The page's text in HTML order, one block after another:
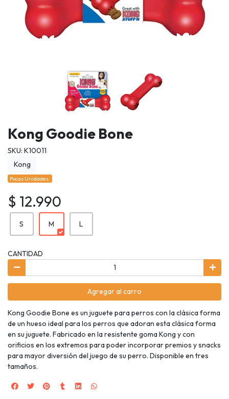
Kong Goodie Bone
SKU: K10011
Kong
Pocas Unidades.
$ 12.990
S M L
CANTIDAD
Agregar al carro
Kong Goodie Bone es un juguete para perros con la clásica forma
de un hueso ideal para los perros que adoran esta clásica forma
en su juguete. Fabricado en la resistente goma Kong y con
orificios en los extremos para poder incorporar premios y snacks
para mayor diversión del juego de su perro. Disponible en tres
tamaños.